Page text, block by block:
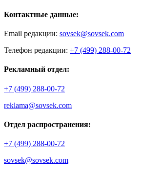
Контактные данные:
Email редакции: sovsek@sovsek.com
Телефон редакции: +7 (499) 288-00-72
Рекламный отдел:
+7 (499) 288-00-72
reklama@sovsek.com
Отдел распространения:
+7 (499) 288-00-72
sovsek@sovsek.com